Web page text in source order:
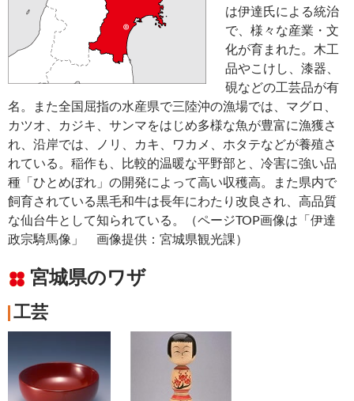
は伊達氏による統治
で、様々な産業・文
化が育まれた。木工
品やこけし、漆器、
硯などの工芸品が有
名。また全国屈指の水産県で三陸沖の漁場では、マグロ、
カツオ、カジキ、サンマをはじめ多様な魚が豊富に漁獲さ
れ、沿岸では、ノリ、カキ、ワカメ、ホタテなどが養殖さ
れている。稲作も、比較的温暖な平野部と、冷害に強い品
種「ひとめぼれ」の開発によって高い収穫高。また県内で
飼育されている黒毛和牛は長年にわたり改良され、高品質
な仙台牛として知られている。（ページTOP画像は「伊達
政宗騎馬像」 画像提供：宮城県観光課）
宮城県のワザ
工芸